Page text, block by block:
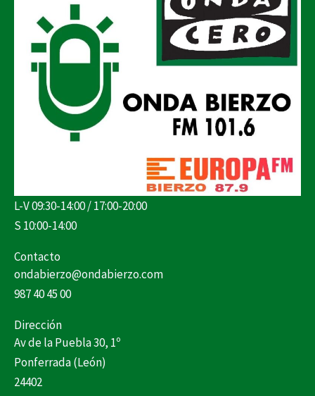
L-V 09:30-14:00 / 17:00-20:00
S 10:00-14:00
Contacto
ondabierzo@ondabierzo.com
987 40 45 00
Dirección
Av de la Puebla 30, 1º
Ponferrada (León)
24402